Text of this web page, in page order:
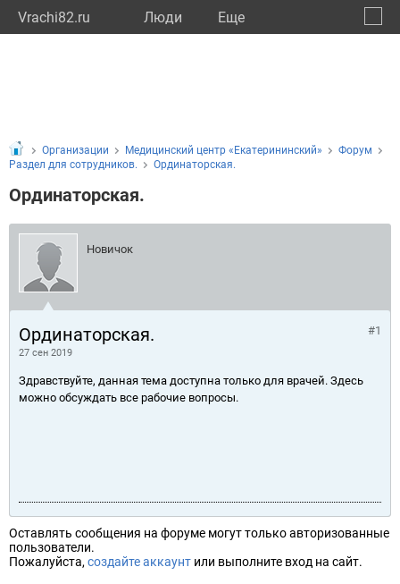
Vrachi82.ru Люди Eще
Организации Медицинский центр «Екатерининский»
Форум
Раздел для сотрудников.
Ординаторская.
Ординаторская.
Новичок
Ординаторская.
27 сен 2019
#1
Здравствуйте, данная тема доступна только для врачей. Здесь
можно обсуждать все рабочие вопросы.
Оставлять сообщения на форуме могут только авторизованные
пользователи.
Пожалуйста, создайте аккаунт или выполните вход на сайт.